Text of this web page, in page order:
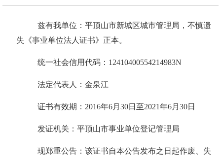
兹有我单位：平顶山市新城区城市管理局，不慎遗
失《事业单位法人证书》正本。
统一社会信用代码： 12410400554214983N
法定代表人：金泉江
证书有效期： 2016年6月30日至2021年6月30日
发证机关：平顶山市事业单位登记管理局
现郑重公告：该证书自本公告发布之日起作废、失